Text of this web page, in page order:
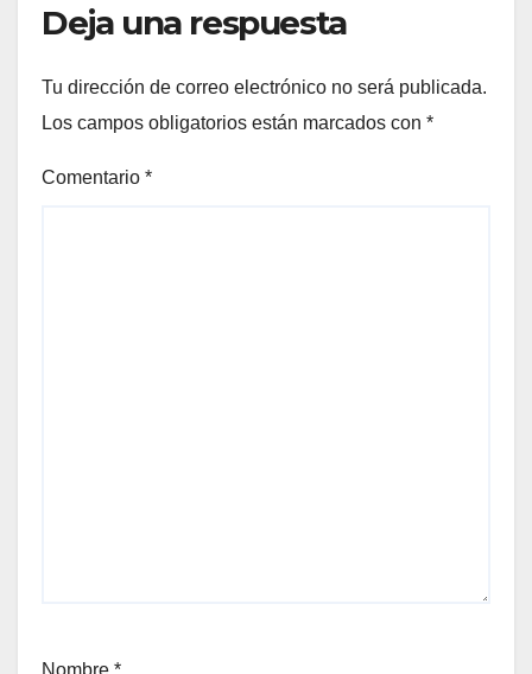
Deja una respuesta
Tu dirección de correo electrónico no será publicada.
Los campos obligatorios están marcados con *
Comentario *